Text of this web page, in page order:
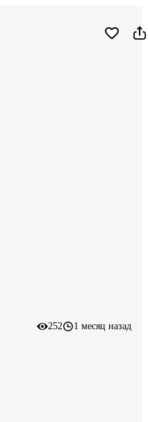
252 1 месяц назад